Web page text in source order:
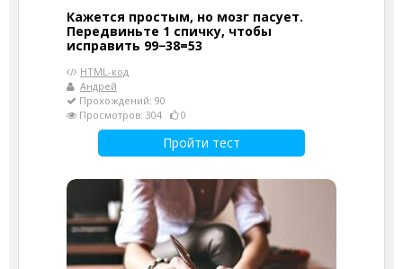
Кажется простым, но мозг пасует.
Передвиньте 1 спичку, чтобы
исправить 99−38=53
HTML-код
Андрей
Прохождений: 90
Просмотров: 304
0
Пройти тест